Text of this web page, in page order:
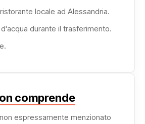
locale ad Alessandria.
durante il trasferimento.
comprende
espressamente menzionato